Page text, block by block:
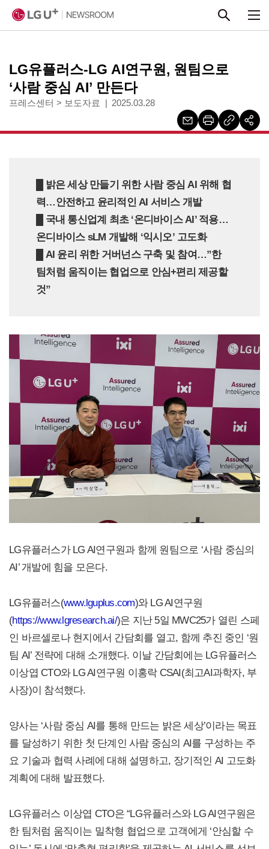
LG유플러스-LG AI연구원, 원팀으로
‘사람 중심 AI’ 만든다
프레스센터 > 보도자료 2025.03.28
█ 밝은 세상 만들기 위한 사람 중심 AI 위해 협
력…안전하고 윤리적인 AI 서비스 개발
█ 국내 통신업계 최초 ‘온디바이스 AI’ 적용…
온디바이스 sLM 개발해 ‘익시오’ 고도화
█ AI 윤리 위한 거버넌스 구축 및 참여…”한
팀처럼 움직이는 협업으로 안심+편리 제공할
것”
LG유플러스가 LG AI연구원과 함께 원팀으로 ‘사람 중심의
AI’ 개발에 힘을 모은다.
LG유플러스(www.lguplus.com)와 LG AI연구원
(https://www.lgresearch.ai/)은 지난 5일 MWC25가 열린 스페
인 바르셀로나 현지에서 간담회를 열고, 함께 추진 중인 ‘원
팀 AI’ 전략에 대해 소개했다. 이날 간담회에는 LG유플러스
이상엽 CTO와 LG AI연구원 이홍락 CSAI(최고AI과학자, 부
사장)이 참석했다.
양사는 ‘사람 중심 AI를 통해 만드는 밝은 세상’이라는 목표
를 달성하기 위한 첫 단계인 사람 중심의 AI를 구성하는 주
요 기술과 협력 사례에 대해 설명하고, 장기적인 AI 고도화
계획에 대해 발표했다.
LG유플러스 이상엽 CTO은 “LG유플러스와 LG AI연구원은
한 팀처럼 움직이는 밀착형 협업으로 고객에게 ‘안심할 수